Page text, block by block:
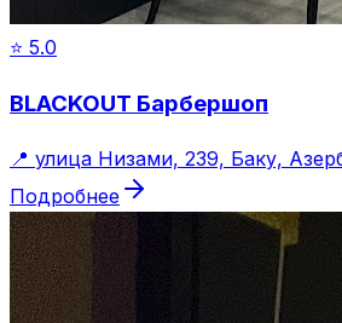
⭐ 5.0
BLACKOUT Барбершоп
📍 улица Низами, 239, Баку,
Подробнее